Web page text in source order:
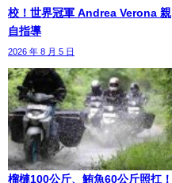
校！世界冠軍 Andrea Verona 親
自指導
2026 年 8 月 5 日
榴槤100公斤、鮪魚60公斤照扛！